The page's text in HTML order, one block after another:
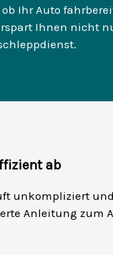
Ihr Auto
Ihnen nicht
ab
unkompliziert
Anleitung zum